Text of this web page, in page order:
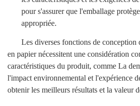
pour s'assurer que l'emballage
appropriée.
Les diverses fonctions de conception
en papier nécessitent une considération
caractéristiques du produit, comme La
l'impact environnemental et l'expérience
obtenir les meilleurs résultats et la valeur